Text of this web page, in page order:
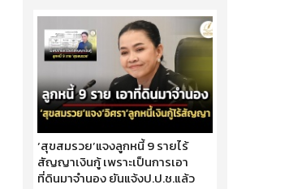
‘สุขสมรวย’แจงลูกหนี้ 9 รายไร้
สัญญาเงินกู้ เพราะเป็นการเอา
ที่ดินมาจำนอง ยันแจ้งป.ป.ช.แล้ว